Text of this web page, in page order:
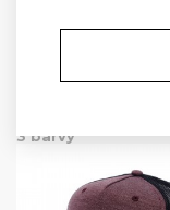
4022
3 barvy